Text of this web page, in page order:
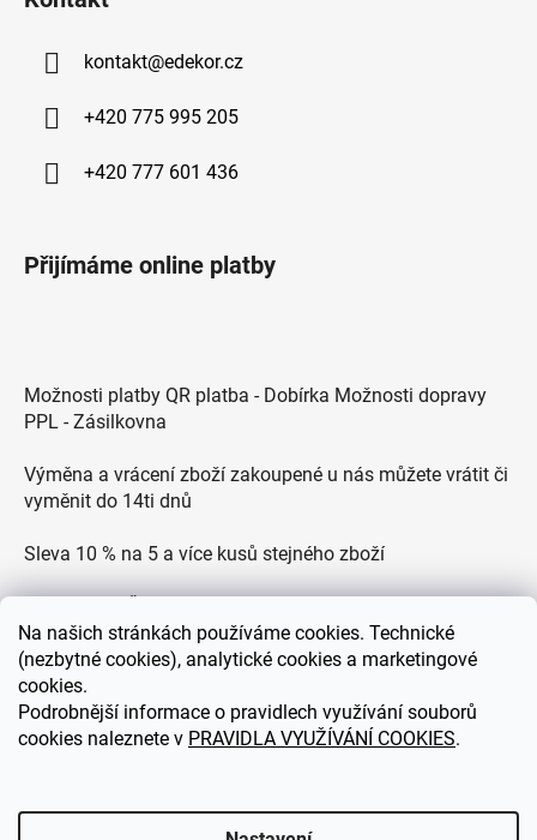
Na našich stránkách používáme cookies. Technické
(nezbytné cookies), analytické cookies a marketingové
cookies.
Podrobnější informace o pravidlech využívání souborů
cookies naleznete v PRAVIDLA VYUŽÍVÁNÍ COOKIES.
kontakt@edekor.cz
+420 775 995 205
+420 777 601 436
Přijímáme online platby
Možnosti platby QR platba - Dobírka Možnosti dopravy
PPL - Zásilkovna
Výměna a vrácení zboží zakoupené u nás můžete vrátit či
vyměnit do 14ti dnů
Sleva 10 % na 5 a více kusů stejného zboží
Zákaznická podpora každý všední den od 9.00 do 18.00
hodin
eDEKOR.cz